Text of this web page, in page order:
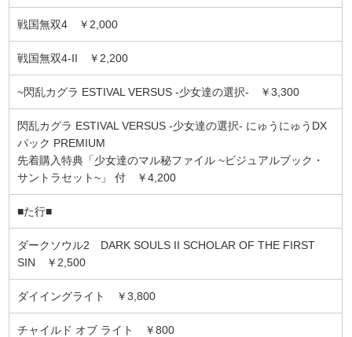
戦国無双4 ￥2,000
戦国無双4-II ￥2,200
~閃乱カグラ ESTIVAL VERSUS -少女達の選択- ￥3,300
閃乱カグラ ESTIVAL VERSUS -少女達の選択- にゅうにゅうDX
パック PREMIUM
先着購入特典「少女達のマル秘ファイル ~ビジュアルブック・
サントラセット~」 付 ￥4,200
■た行■
ダークソウル2 DARK SOULS II SCHOLAR OF THE FIRST
SIN ￥2,500
ダイイングライト ￥3,800
チャイルド オブ ライト ￥800